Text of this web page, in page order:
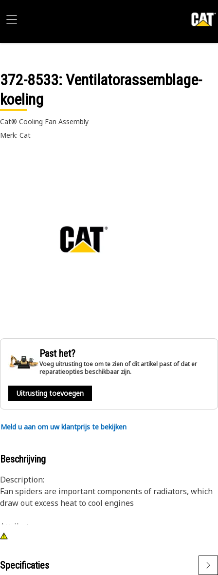
372-8533: Ventilatorassemblage-
koeling
Cat® Cooling Fan Assembly
Merk: Cat
Past het?
Voeg uitrusting toe om te zien of dit artikel past of dat er
reparatieopties beschikbaar zijn.
Uitrusting toevoegen
Meld u aan om uw klantprijs te bekijken
Beschrijving
Description:
Fan spiders are important components of radiators, which
draw out excess heat to cool engines
Attributes:
• 11 blade fan spider
• Nylon blades with steel disc insert
Specificaties